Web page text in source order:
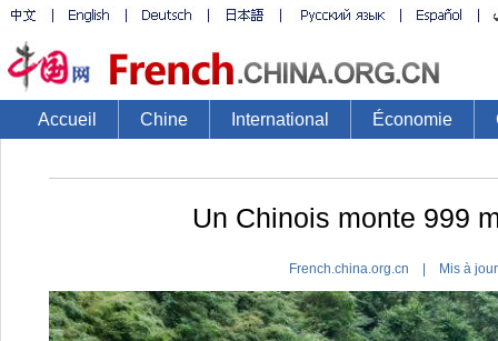
Accueil Chine International Économie
Un Chinois monte 999
French.china.org.cn | Mis à